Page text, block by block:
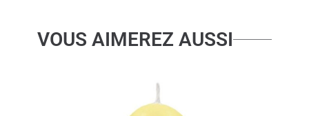
VOUS AIMEREZ AUSSI